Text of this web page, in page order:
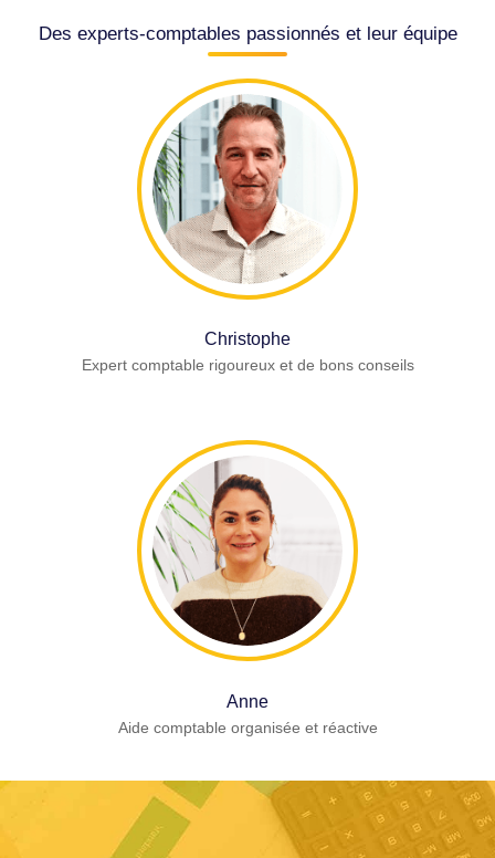
Des experts-comptables passionnés et leur équipe
Christophe
Expert comptable rigoureux et de bons conseils
Anne
Aide comptable organisée et réactive